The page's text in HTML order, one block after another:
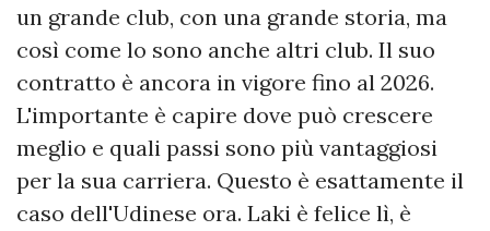
un grande club, con una grande storia, ma
così come lo sono anche altri club. Il suo
contratto è ancora in vigore fino al 2026.
L'importante è capire dove può crescere
meglio e quali passi sono più vantaggiosi
per la sua carriera. Questo è esattamente il
caso dell'Udinese ora. Laki è felice lì, è